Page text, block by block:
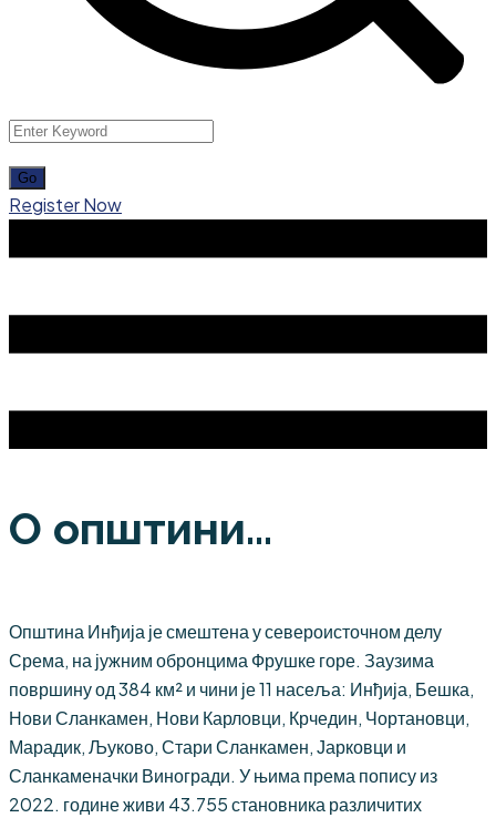
Register Now
О општини...
Општина Инђија је смештена у североисточном делу
Срема, на јужним обронцима Фрушке горе. Заузима
површину од 384 км² и чини је 11 насеља: Инђија, Бешка,
Нови Сланкамен, Нови Карловци, Крчедин, Чортановци,
Марадик, Љуково, Стари Сланкамен, Јарковци и
Сланкаменачки Виногради. У њима према попису из
2022. године живи 43.755 становника различитих